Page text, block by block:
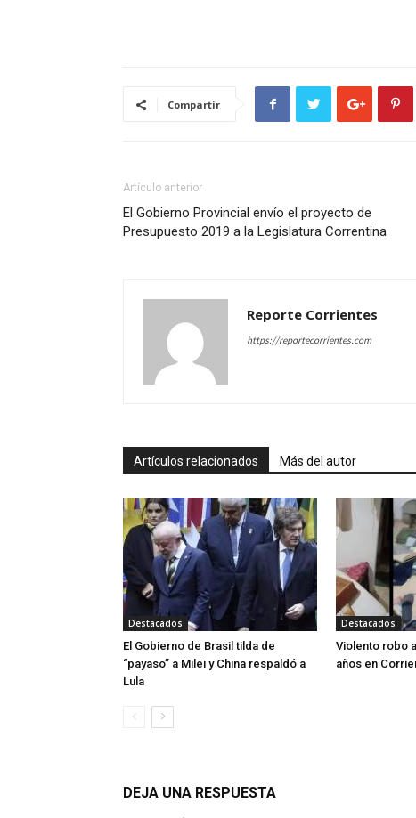
Compartir
Artículo anterior
El Gobierno Provincial envío el proyecto de
Presupuesto 2019 a la Legislatura Correntina
Reporte Corrientes
https://reportecorrientes.com
Artículos relacionados Más del autor
Destacados
El Gobierno de Brasil tilda de
“payaso” a Milei y China respaldó a
Lula
Destacados
Violento robo
años en
DEJA UNA RESPUESTA